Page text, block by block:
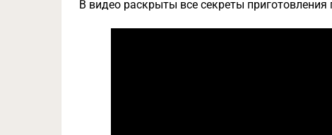
В видео раскрыты все секреты приготовления